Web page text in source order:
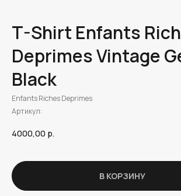
T-Shirt Enfants
Deprimes Vintage
Black
Enfants Riches Deprimes
Артикул:
4000,00 р.
В КОРЗИНУ